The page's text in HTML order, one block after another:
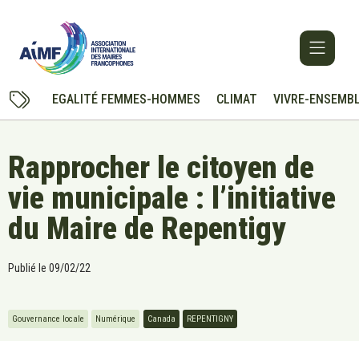
EGALITÉ FEMMES-HOMMES CLIMAT VIVRE-
Rapprocher le citoyen de
vie municipale : l’initiative
du Maire de Repentigy
Publié le 09/02/22
Gouvernance locale Numérique Canada REPENTIGNY